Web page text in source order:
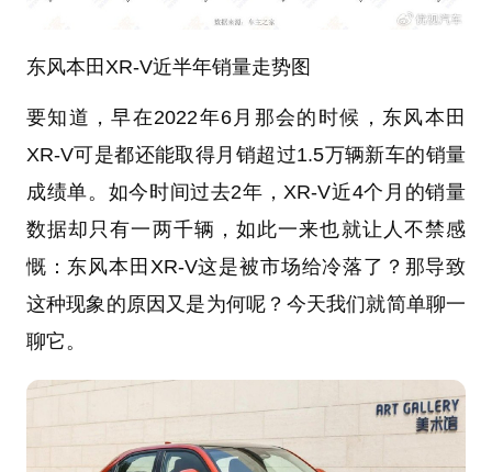
东风本田XR-V近半年销量走势图
要知道，早在2022年6月那会的时候，东风本田
XR-V可是都还能取得月销超过1.5万辆新车的销量
成绩单。如今时间过去2年，XR-V近4个月的销量
数据却只有一两千辆，如此一来也就让人不禁感
慨：东风本田XR-V这是被市场给冷落了？那导致
这种现象的原因又是为何呢？今天我们就简单聊一
聊它。